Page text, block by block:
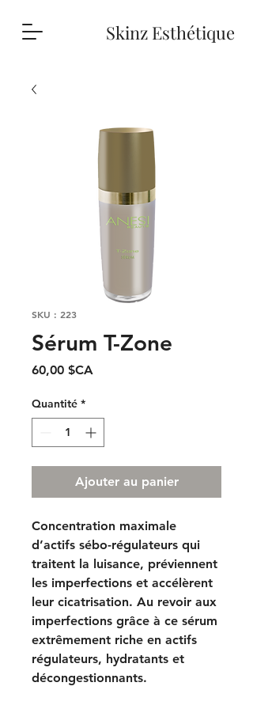
Skinz Esthétique
SKU : 223
Sérum T-Zone
60,00 $CA
Quantité *
Ajouter au panier
Concentration maximale
d’actifs sébo-régulateurs qui
traitent la luisance, préviennent
les imperfections et accélèrent
leur cicatrisation. Au revoir aux
imperfections grâce à ce sérum
extrêmement riche en actifs
régulateurs, hydratants et
décongestionnants.